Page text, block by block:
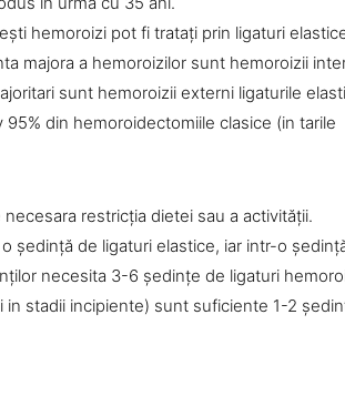
hemoroizi pot fi trataţi prin ligaturi
majora a hemoroizilor sunt hemoroizii
sunt hemoroizii externi ligaturile
din hemoroidectomiile clasice (in tarile
restricţia dietei sau a activităţii.
şedinţă de ligaturi elastice, iar intr-o
necesita 3-6 şedinţe de ligaturi
stadii incipiente) sunt suficiente 1-2